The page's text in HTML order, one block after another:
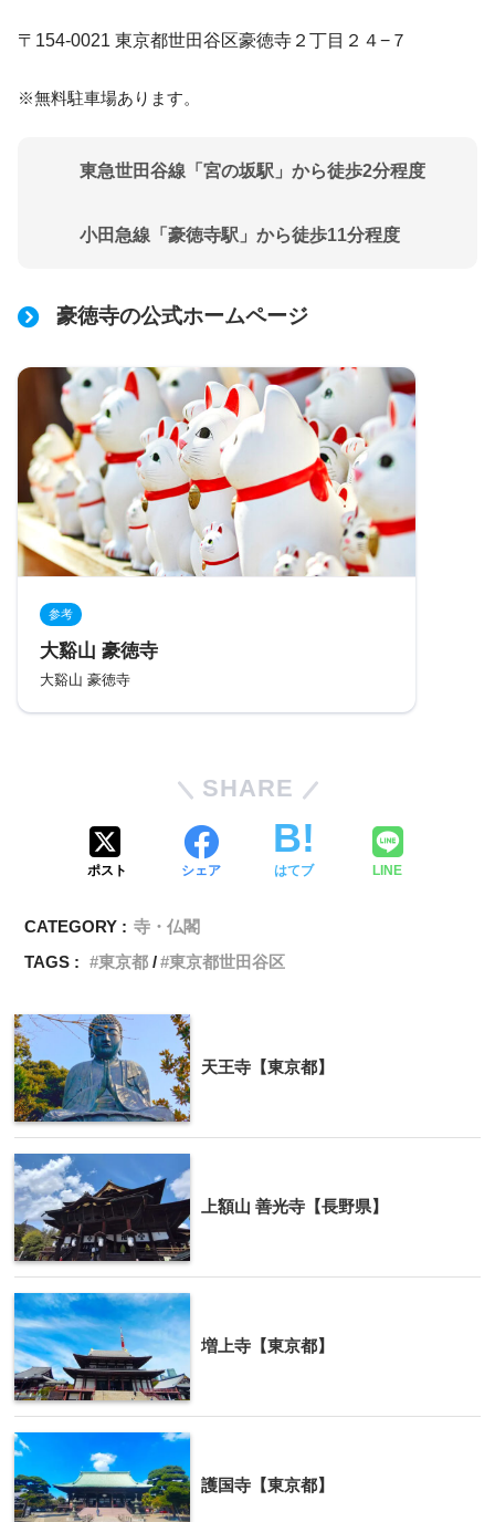
〒154-0021 東京都世田谷区豪徳寺２丁目２４−７
※無料駐車場あります。
東急世田谷線「宮の坂駅」から徒歩2分程度
小田急線「豪徳寺駅」から徒歩11分程度
豪徳寺の公式ホームページ
参考
大谿山 豪徳寺
大谿山 豪徳寺
SHARE
ポスト シェア はてブ LINE
CATEGORY : 寺・仏閣
TAGS :
東京都 東京都世田谷区
天王寺【東京都】
上額山 善光寺【長野県】
増上寺【東京都】
護国寺【東京都】